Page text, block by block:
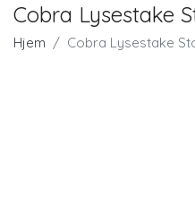
Cobra Lysestake
Hjem Cobra Lysestake